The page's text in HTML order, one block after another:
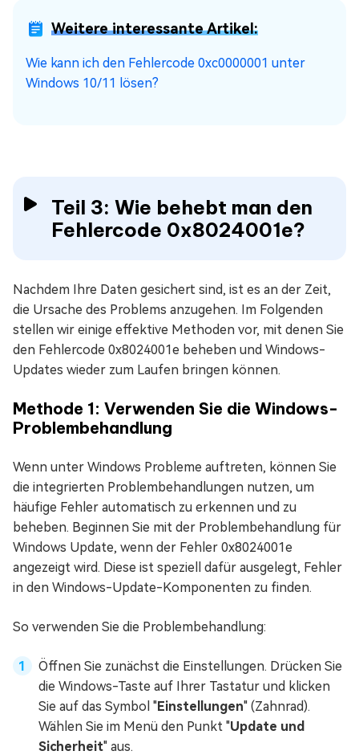
Weitere interessante Artikel:
Wie kann ich den Fehlercode 0xc0000001 unter
Windows 10/11 lösen?
Teil 3: Wie behebt man den
Fehlercode 0x8024001e?
Nachdem Ihre Daten gesichert sind, ist es an der Zeit,
die Ursache des Problems anzugehen. Im Folgenden
stellen wir einige effektive Methoden vor, mit denen Sie
den Fehlercode 0x8024001e beheben und Windows-
Updates wieder zum Laufen bringen können.
Methode 1: Verwenden Sie die Windows-
Problembehandlung
Wenn unter Windows Probleme auftreten, können Sie
die integrierten Problembehandlungen nutzen, um
häufige Fehler automatisch zu erkennen und zu
beheben. Beginnen Sie mit der Problembehandlung für
Windows Update, wenn der Fehler 0x8024001e
angezeigt wird. Diese ist speziell dafür ausgelegt, Fehler
in den Windows-Update-Komponenten zu finden.
So verwenden Sie die Problembehandlung:
Öffnen Sie zunächst die Einstellungen. Drücken Sie
die Windows-Taste auf Ihrer Tastatur und klicken
Sie auf das Symbol "Einstellungen" (Zahnrad).
Wählen Sie im Menü den Punkt "Update und
Sicherheit" aus.